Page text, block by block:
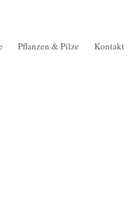
Pflanzen & Pilze Kontakt